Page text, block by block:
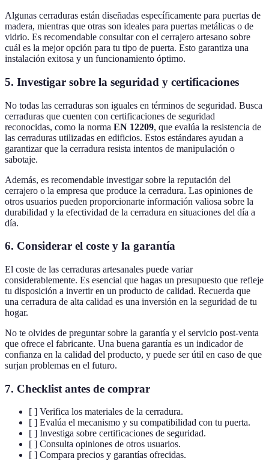
Algunas cerraduras están diseñadas específicamente para puertas de
madera, mientras que otras son ideales para puertas metálicas o de
vidrio. Es recomendable consultar con el cerrajero artesano sobre
cuál es la mejor opción para tu tipo de puerta. Esto garantiza una
instalación exitosa y un funcionamiento óptimo.
5. Investigar sobre la seguridad y certificaciones
No todas las cerraduras son iguales en términos de seguridad. Busca
cerraduras que cuenten con certificaciones de seguridad
reconocidas, como la norma EN 12209, que evalúa la resistencia de
las cerraduras utilizadas en edificios. Estos estándares ayudan a
garantizar que la cerradura resista intentos de manipulación o
sabotaje.
Además, es recomendable investigar sobre la reputación del
cerrajero o la empresa que produce la cerradura. Las opiniones de
otros usuarios pueden proporcionarte información valiosa sobre la
durabilidad y la efectividad de la cerradura en situaciones del día a
día.
6. Considerar el coste y la garantía
El coste de las cerraduras artesanales puede variar
considerablemente. Es esencial que hagas un presupuesto que refleje
tu disposición a invertir en un producto de calidad. Recuerda que
una cerradura de alta calidad es una inversión en la seguridad de tu
hogar.
No te olvides de preguntar sobre la garantía y el servicio post-venta
que ofrece el fabricante. Una buena garantía es un indicador de
confianza en la calidad del producto, y puede ser útil en caso de que
surjan problemas en el futuro.
7. Checklist antes de comprar
[ ] Verifica los materiales de la cerradura.
[ ] Evalúa el mecanismo y su compatibilidad con tu puerta.
[ ] Investiga sobre certificaciones de seguridad.
[ ] Consulta opiniones de otros usuarios.
[ ] Compara precios y garantías ofrecidas.